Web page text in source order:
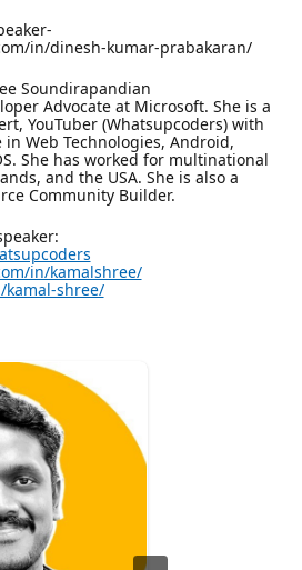
in/dinesh-kumar-prabakaran/
Soundirapandian
Advocate at Microsoft. She is a
YouTuber (Whatsupcoders) with
in Web Technologies, Android,
She has worked for multinational
and the USA. She is also a
Community Builder.
in/kamalshree/
kamal-shree/